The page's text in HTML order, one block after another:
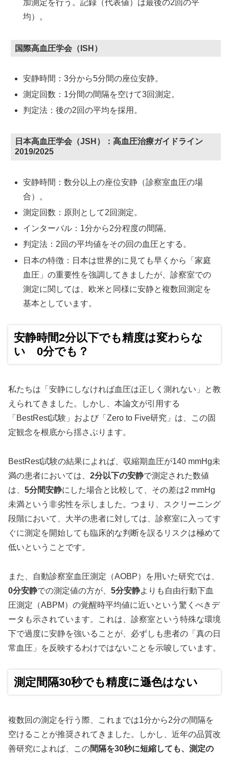
加測定を行う。記録（代表値）は最後の2回の平
均）。
国際高血圧学会（ISH）
安静時間：3分から5分間の座位安静。
測定回数：1分間の間隔を空けて3回測定。
判定法：後の2回の平均を採用。
日本高血圧学会（JSH）：高血圧治療ガイドライン
2019/2025
安静時間：数分以上の座位安静（診察室血圧の場
合）。
測定回数：原則として2回測定。
インターバル：1分から2分程度の間隔。
判定法：2回の平均値をその回の血圧とする。
日本の特徴：日本は世界的に見ても早くから「家庭
血圧」の重要性を強調してきましたが、診察室での
測定に関しては、欧米と同様に安静と複数回測定を
基本としています。
安静時間2分以下でも精度は変わらな
い 0分でも？
私たちは「安静にしなければ血圧は正しく測れない」と教
えられてきました。しかし、本論文が引用する
「BestRest試験」および「Zero to Five研究」は、この固
定観念を根底から揺さぶります。
BestRest試験の結果によれば、収縮期血圧が140 mmHg未
満の患者においては、 2分以下の安静で測定された数値
は、 5分間安静にした場合と比較して、その差は2 mmHg
未満という非劣性を示しました。つまり、スクリーニング
段階において、大半の患者に対しては、診察室に入ってす
ぐに測定を開始しても臨床的な判断を誤るリスクは極めて
低いということです。
また、自動診察室血圧測定（AOBP）を用いた研究では、
0分安静での測定値の方が、 5分安静よりも自由行動下血
圧測定（ABPM）の覚醒時平均値に近いという驚くべきデ
ータも示されています。これは、診察室という特殊な環境
下で過度に安静を強いることが、必ずしも患者の「真の日
常血圧」を反映するわけではないことを示唆しています。
測定間隔30秒でも精度に遜色はない
複数回の測定を行う際、これまでは1分から2分の間隔を
空けることが推奨されてきました。しかし、近年の品質改
善研究によれば、この間隔を30秒に短縮しても、測定の